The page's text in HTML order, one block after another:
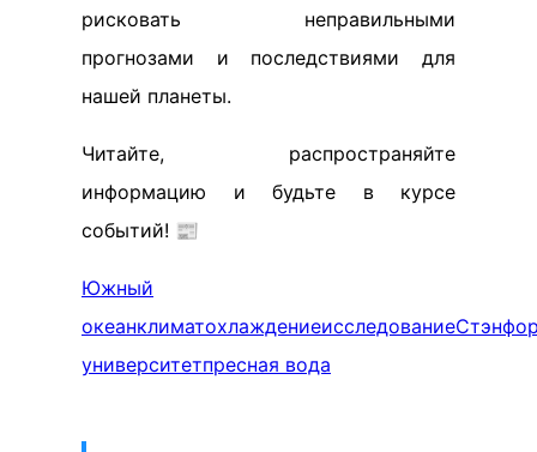
рисковать неправильными
прогнозами и последствиями для
нашей планеты.
Читайте, распространяйте
информацию и будьте в курсе
событий! 📰
Южный
океанклиматохлаждениеисследование
университетпресная вода